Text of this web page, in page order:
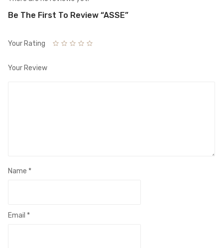
Be The First To Review “ASSE”
Your Rating
Your Review
Name *
Email *